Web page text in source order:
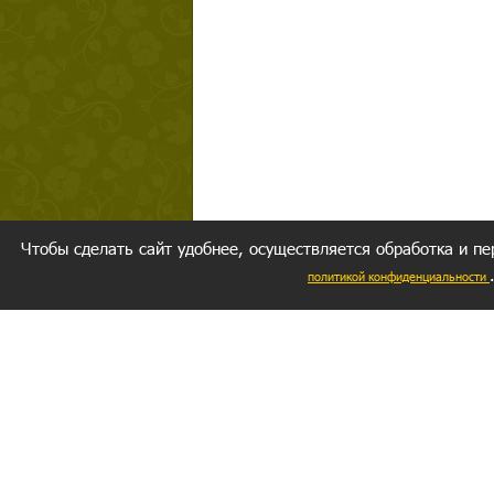
Чтобы сделать сайт удобнее, осуществляется обработка и
политикой конфиденциальности